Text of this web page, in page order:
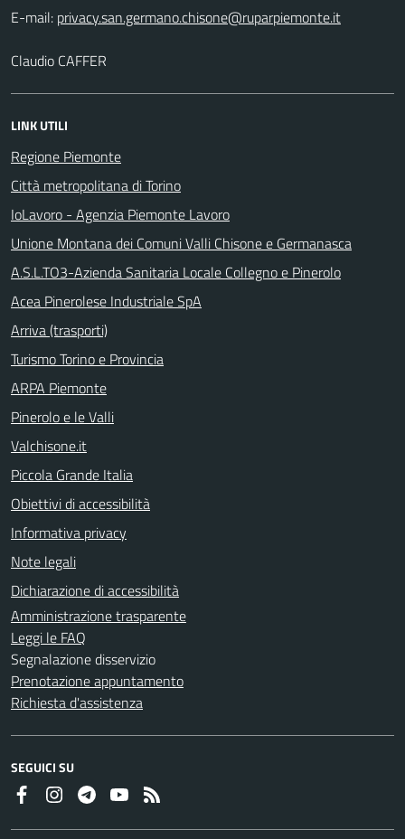
E-mail:
Claudio CAFFER
LINK UTILI
Regione Piemonte
Città metropolitana di Torino
IoLavoro - Agenzia Piemonte Lavoro
Unione Montana dei Comuni Valli Chisone e Germanasca
A.S.L.TO3-Azienda Sanitaria Locale Collegno e Pinerolo
Acea Pinerolese Industriale SpA
Arriva (trasporti)
Turismo Torino e Provincia
ARPA Piemonte
Pinerolo e le Valli
Valchisone.it
Piccola Grande Italia
Obiettivi di accessibilità
Informativa privacy
Note legali
Dichiarazione di accessibilità
Amministrazione trasparente
Leggi le FAQ
Segnalazione disservizio
Prenotazione appuntamento
Richiesta d'assistenza
SEGUICI SU